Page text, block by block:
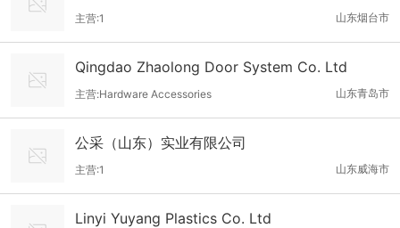
山东烟台市
主营:1
Qingdao Zhaolong Door System Co. Ltd
山东青岛市
主营:Hardware Accessories
公采（山东）实业有限公司
山东威海市
主营:1
Linyi Yuyang Plastics Co. Ltd